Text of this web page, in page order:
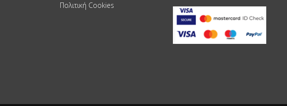
Πολιτική Cookies